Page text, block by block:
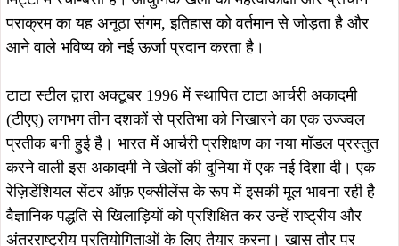
लाभ मिलता है। इस टीम में स्ट्रेंथ और कंडीशनिंग विशेषज्ञ, खेल
मनोवैज्ञानिक, फिजियोथेरेपिस्ट, न्यूट्रिशनिस्ट और मसाज थेरेपिस्ट
प्रशिक्षण ही नहीं, बल्कि उत्कृष्ट उपकरणों और आधुनिक सुविधाओं के
साथ, युवा तीरंदाजों को अकादमी की राज्य और राष्ट्रीय खेल संस्थाओं
के साथ साझेदारियों के माध्यम से महत्वपूर्ण पेशेवर अवसर भी प्राप्त होते
हैं।
टाटा आर्चरी अकादमी (टीएए) की अटूट लगन और कठोर प्रशिक्षण ने
इसके खिलाड़ियों को अंतरराष्ट्रीय मंच पर चमकने का अवसर दिया है।